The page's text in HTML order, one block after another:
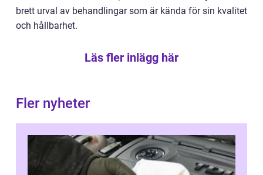
brett urval av behandlingar som är kända för sin kvalitet
och hållbarhet.
Läs fler inlägg här
Fler nyheter